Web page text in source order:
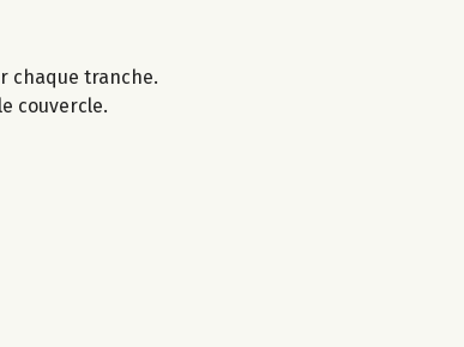
chaque tranche.
couvercle.